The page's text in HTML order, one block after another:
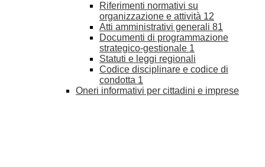
Riferimenti normativi su
organizzazione e attività 12
Atti amministrativi generali 81
Documenti di programmazione
strategico-gestionale 1
Statuti e leggi regionali
Codice disciplinare e codice di
condotta 1
Oneri informativi per cittadini e imprese